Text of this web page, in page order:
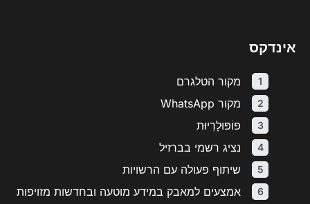
אינדקס
מקור הטלגרם
מקור WhatsApp
פּוֹפּוּלָרִיוּת
נציג רשמי בברזיל
שיתוף פעולה עם הרשויות
אמצעים למאבק במידע מוטעה ובחדשות מזויפות